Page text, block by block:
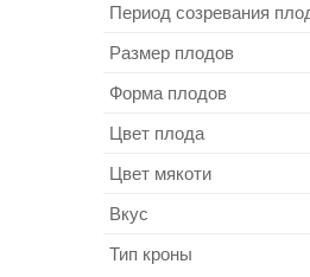
Период созревания
Размер плодов
Форма плодов
Цвет плода
Цвет мякоти
Вкус
Тип кроны